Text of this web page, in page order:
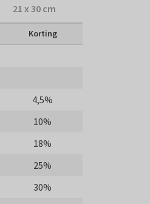
21 x 30 cm
Korting
4,5%
10%
18%
25%
30%